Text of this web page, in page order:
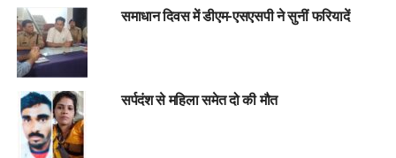
समाधान दिवस में डीएम-एसएसपी ने सुनीं फरियादें
सर्पदंश से महिला समेत दो की मौत